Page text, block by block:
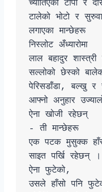
च्यातिएको टोपी र
टालेको भोटो र
लगाएका मान्छेहरू
निस्लोट अँध्यारोमा
लाल बहादुर
सल्लोको छेस्को
पेरिसडाँडा‚ बल्खु र
आफ्नो अनुहार
ऐना खोजी रहेछन्
- ती मान्छेहरू
एक पटक मुसुक्क
साइत पर्खि रहेछन् ।
ऐना फुटेको‚
उसले हाँसो पनि